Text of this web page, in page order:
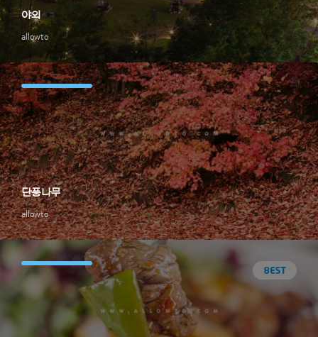
allowto
야외
allowto
단풍나무